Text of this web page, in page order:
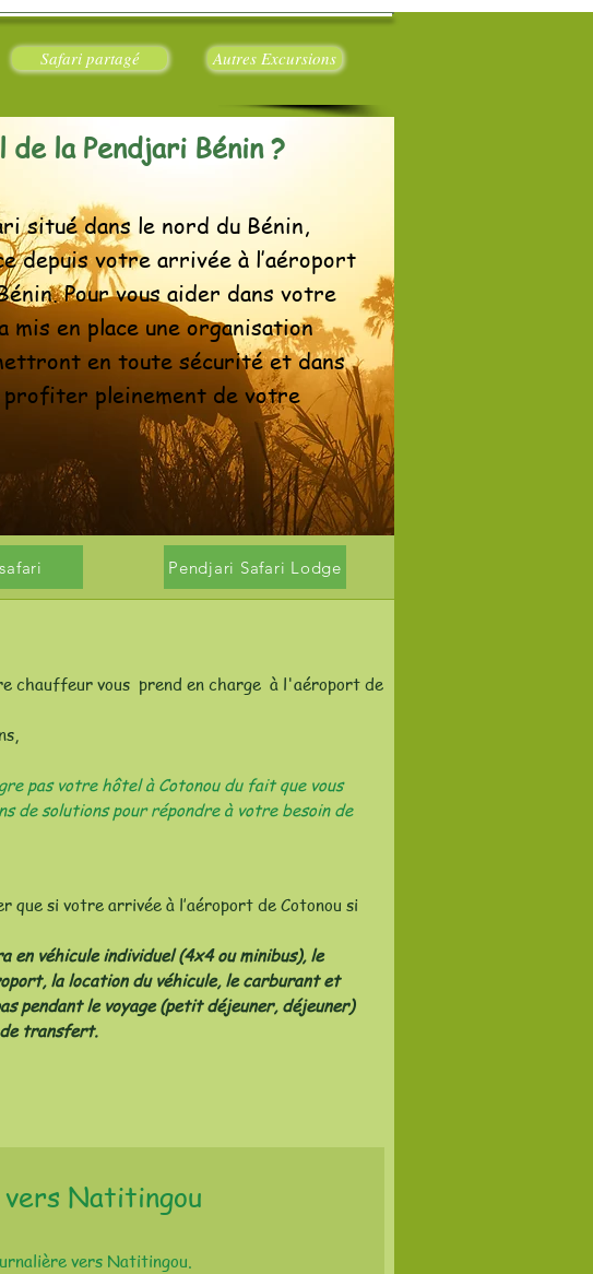
Safari partagé Autres Excursions
la Pendjari Bénin ?
situé dans le nord du Bénin,
depuis votre arrivée à l’aéroport
Pour vous aider dans votre
en place une organisation
en toute sécurité et dans
profiter pleinement de votre
Pendjari Safari Lodge
chauffeur vous prend en charge à l'aéroport de
pas votre hôtel à Cotonou du fait que vous
de solutions pour répondre à votre besoin de
que si votre arrivée à l’aéroport de Cotonou si
véhicule individuel (4x4 ou minibus), le
la location du véhicule, le carburant et
pendant le voyage (petit déjeuner, déjeuner)
transfert.
vers Natitingou
vers Natitingou.